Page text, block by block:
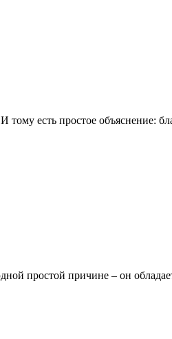
есть простое объяснение:
простой причине – он